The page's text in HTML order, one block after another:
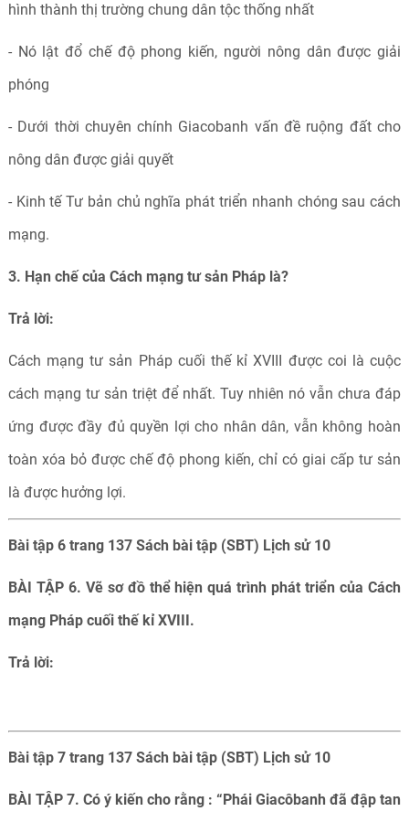
hình thành thị trường chung dân tộc thống nhất
- Nó lật đổ chế độ phong kiến, người nông dân được giải
phóng
- Dưới thời chuyên chính Giacobanh vấn đề ruộng đất cho
nông dân được giải quyết
- Kinh tế Tư bản chủ nghĩa phát triển nhanh chóng sau cách
mạng.
3. Hạn chế của Cách mạng tư sản Pháp là?
Trả lời:
Cách mạng tư sản Pháp cuối thế kỉ XVIII được coi là cuộc
cách mạng tư sản triệt để nhất. Tuy nhiên nó vẫn chưa đáp
ứng được đầy đủ quyền lợi cho nhân dân, vẫn không hoàn
toàn xóa bỏ được chế độ phong kiến, chỉ có giai cấp tư sản
là được hưởng lợi.
Bài tập 6 trang 137 Sách bài tập (SBT) Lịch sử 10
BÀI TẬP 6. Vẽ sơ đồ thể hiện quá trình phát triển của Cách
mạng Pháp cuối thế kỉ XVIII.
Trả lời:
Bài tập 7 trang 137 Sách bài tập (SBT) Lịch sử 10
BÀI TẬP 7. Có ý kiến cho rằng : “Phái Giacôbanh đã đập tan